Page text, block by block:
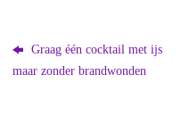
Graag één cocktail met ijs
maar zonder brandwonden